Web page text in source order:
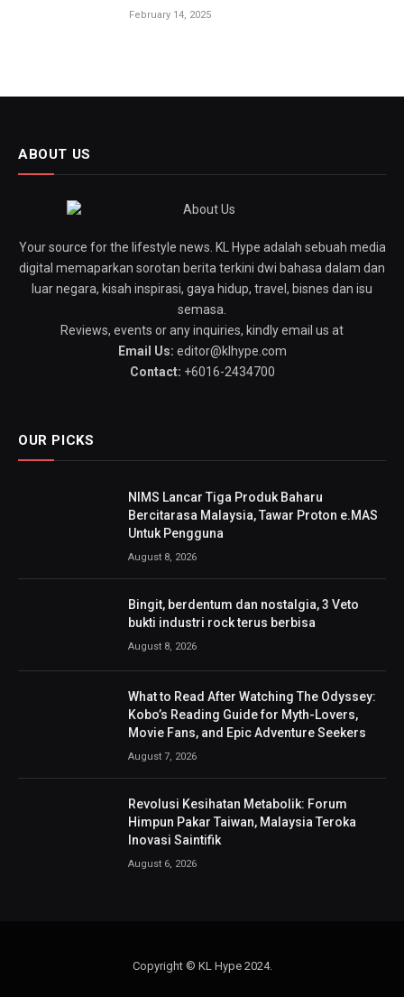
February 14, 2025
ABOUT US
Your source for the lifestyle news. KL Hype adalah sebuah media
digital memaparkan sorotan berita terkini dwi bahasa dalam dan
luar negara, kisah inspirasi, gaya hidup, travel, bisnes dan isu
semasa.
Reviews, events or any inquiries, kindly email us at
Email Us: editor@klhype.com
Contact: +6016-2434700
OUR PICKS
NIMS Lancar Tiga Produk Baharu
Bercitarasa Malaysia, Tawar Proton e.MAS
Untuk Pengguna
August 8, 2026
Bingit, berdentum dan nostalgia, 3 Veto
bukti industri rock terus berbisa
August 8, 2026
What to Read After Watching The Odyssey:
Kobo’s Reading Guide for Myth-Lovers,
Movie Fans, and Epic Adventure Seekers
August 7, 2026
Revolusi Kesihatan Metabolik: Forum
Himpun Pakar Taiwan, Malaysia Teroka
Inovasi Saintifik
August 6, 2026
Copyright © KL Hype 2024.